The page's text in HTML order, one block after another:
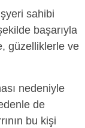
sahibi
başarıyla
güzelliklerle ve
nedeniyle
de
bu kişi